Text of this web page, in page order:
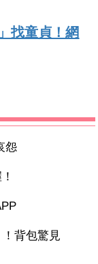
找童貞！網
怨
背包驚見